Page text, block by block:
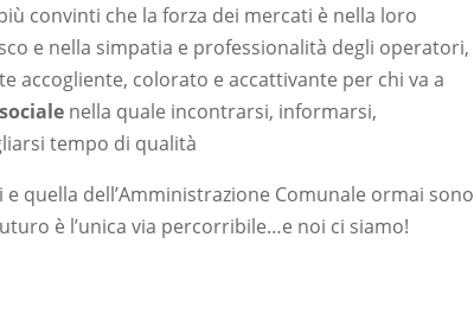
convinti che la forza dei mercati è nella loro
e nella simpatia e professionalità degli operatori,
accogliente, colorato e accattivante per chi va a
nella quale incontrarsi, informarsi,
tempo di qualità
quella dell’Amministrazione Comunale ormai sono
è l’unica via percorribile…e noi ci siamo!